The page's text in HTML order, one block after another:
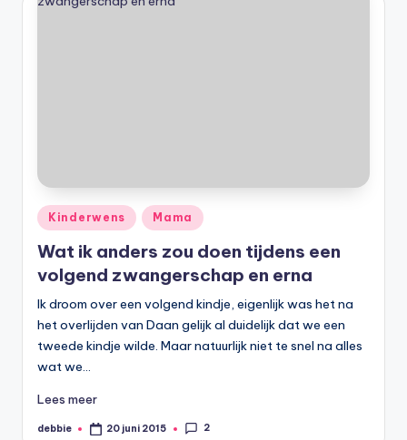
Geplaatst
in
Kinderwens Mama
Wat ik anders zou doen tijdens een
volgend zwangerschap en erna
Ik droom over een volgend kindje, eigenlijk was het na
het overlijden van Daan gelijk al duidelijk dat we een
tweede kindje wilde. Maar natuurlijk niet te snel na alles
wat we…
Lees meer
Geplaatst
debbie 20 juni 2015 2